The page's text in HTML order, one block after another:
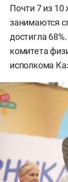
Почти 7 из 10
занимаются
достигла
комитета
исполкома